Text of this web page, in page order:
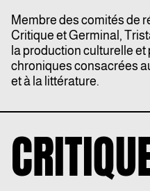
Membre des comités de
Critique et Germinal,
la production culturelle
chroniques consacrées
et à la littérature.